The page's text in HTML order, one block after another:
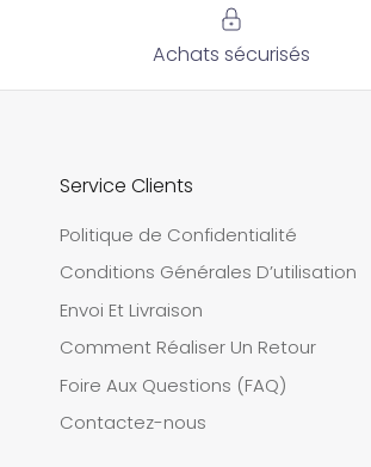
Achats sécurisés
Service Clients
Politique de Confidentialité
Conditions Générales D’utilisation
Envoi Et Livraison
Comment Réaliser Un Retour
Foire Aux Questions (FAQ)
Contactez-nous